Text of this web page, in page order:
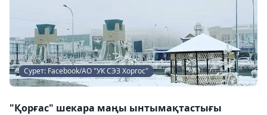
Сурет: Facebook/АО "УК СЭЗ Хоргос"
"Қорғас" шекара маңы ынтымақтастығы